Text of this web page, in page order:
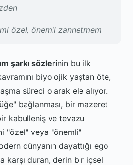
özel, önemli zannetmem
şarkı sözlerinin bu ilk
biyolojik yaştan öte,
süreci olarak ele alıyor.
bağlanması, bir mazeret
kabulleniş ve tevazu
"özel" veya "önemli"
dünyanın dayattığı ego
karşı duran, derin bir içsel